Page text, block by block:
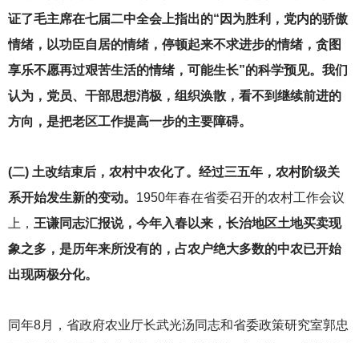
证了毛主席在七届二中全会上指出的“因为胜利，党内的骄傲
情绪，以功臣自居的情绪，停顿起来不求进步的情绪，贪图
享乐不愿再过艰苦生活的情绪，可能生长”的科学预见。我们
认为，党员、干部思想消极，组织涣散，看不到继续前进的
方向，是把老区工作提高一步的主要障碍。
(二) 土改结束后，农村中农化了。经过三五年，农村阶级关
系开始发生新的变动。 1950年春在省委召开的农村工作会议
上， 王谦同志汇报说，今年入春以来，长治地区土地买卖现
象之多，是历年来所没有的，占农户绝大多数的中农已开始
出现两极分化。
同年8月，省政府农业厅长武光汤同志和省委政策研究室郭忠